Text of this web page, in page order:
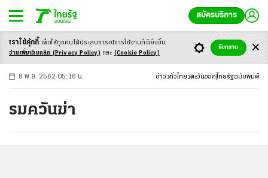
สมัครบริการ
-ก ก ก+
8 พ.ย. 2562 05:16 น. ข่าว ทั่วไทย ตะวันออก ไทยรัฐฉบับพิมพ์
รมควันฆ่า
เราใช้คุ้กกี้ เพื่อให้ทุกคนได้ประสบการณ์การใช้งานที่ดียิ่งขึ้น
อ่านเพิ่มเติมคลิก (Privacy Policy) และ (Cookie Policy)
รับทราบ